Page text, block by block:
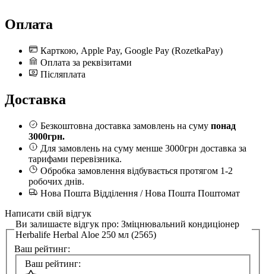
Оплата
Карткою, Apple Pay, Google Pay (RozetkaPay)
Оплата за реквізитами
Післяплата
Доставка
Безкоштовна доставка замовлень на суму понад
3000грн.
Для замовлень на суму менше 3000грн доставка за
тарифами перевізника.
Обробка замовлення відбувається протягом 1-2
робочих днів.
Нова Пошта Відділення / Нова Пошта Поштомат
Написати свій відгук
Ви залишаєте відгук про: Зміцнювальний кондиціонер
Herbalife Herbal Aloe 250 мл (2565)
Ваш рейтинг:
Ваш рейтинг: